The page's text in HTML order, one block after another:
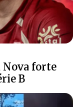
forte
B